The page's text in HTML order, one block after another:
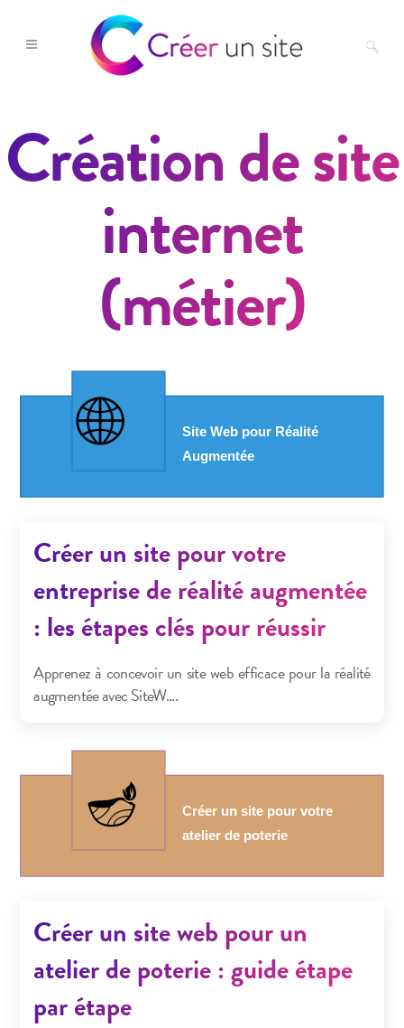
Création de site
internet
(métier)
Créer un site pour votre
entreprise de réalité augmentée
: les étapes clés pour réussir
Apprenez à concevoir un site web efficace pour la réalité
augmentée avec SiteW....
Créer un site web pour un
atelier de poterie : guide étape
par étape